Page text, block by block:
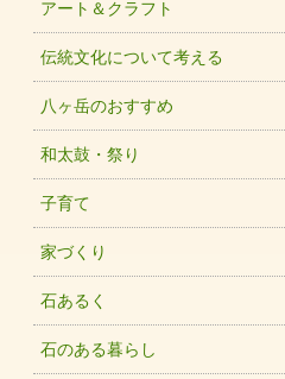
アート＆クラフト
伝統文化について考える
八ヶ岳のおすすめ
和太鼓・祭り
子育て
家づくり
石あるく
石のある暮らし